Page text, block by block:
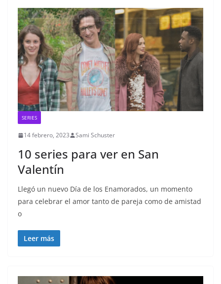
SERIES
14 febrero, 2023 Sami Schuster
10 series para ver en San
Valentín
Llegó un nuevo Día de los Enamorados, un momento
para celebrar el amor tanto de pareja como de amistad
o
Leer más